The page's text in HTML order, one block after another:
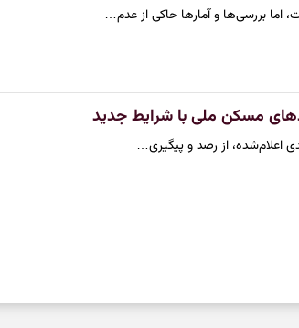
اما بررسی‌ها و آمارها حاکی از عدم…
مسکن ملی با شرایط جدید
اعلام‌شده، از رصد و پیگیری…